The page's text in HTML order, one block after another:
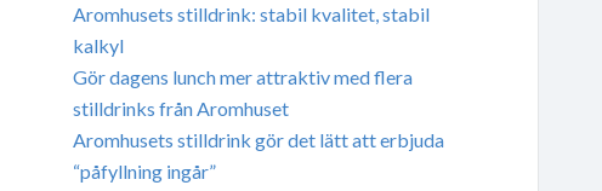
Aromhusets stilldrink: stabil kvalitet, stabil
kalkyl
Gör dagens lunch mer attraktiv med flera
stilldrinks från Aromhuset
Aromhusets stilldrink gör det lätt att erbjuda
“påfyllning ingår”